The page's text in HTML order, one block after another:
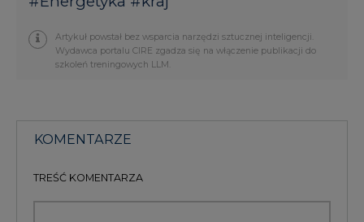
Artykuł powstał bez wsparcia narzędzi sztucznej inteligencji.
Wydawca portalu CIRE zgadza się na włączenie publikacji do
szkoleń treningowych LLM.
KOMENTARZE
TREŚĆ KOMENTARZA